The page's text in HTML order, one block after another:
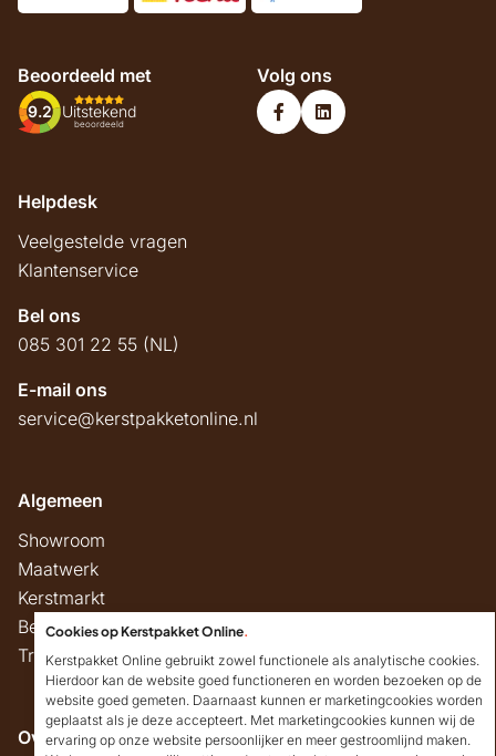
Beoordeeld met
9.2 Uitstekend
beoordeeld
Volg ons
Helpdesk
Veelgestelde vragen
Klantenservice
Bel ons
085 301 22 55 (NL)
E-mail ons
service@kerstpakketonline.nl
Algemeen
Showroom
Maatwerk
Kerstmarkt
Belastingregels
Track & Trace
Overig
Cookies op Kerstpakket Online.
Kerstpakket Online gebruikt zowel functionele als analytische cookies.
Hierdoor kan de website goed functioneren en worden bezoeken op de
website goed gemeten. Daarnaast kunnen er marketingcookies worden
geplaatst als je deze accepteert. Met marketingcookies kunnen wij de
ervaring op onze website persoonlijker en meer gestroomlijnd maken.